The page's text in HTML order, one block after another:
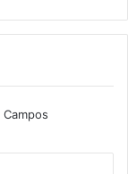
Campos